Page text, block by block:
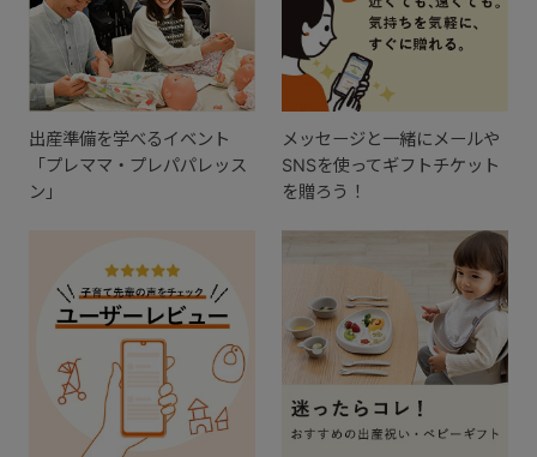
出産準備を学べるイベント
「プレママ・プレパパレッス
ン」
メッセージと一緒にメールや
SNSを使ってギフトチケット
を贈ろう！